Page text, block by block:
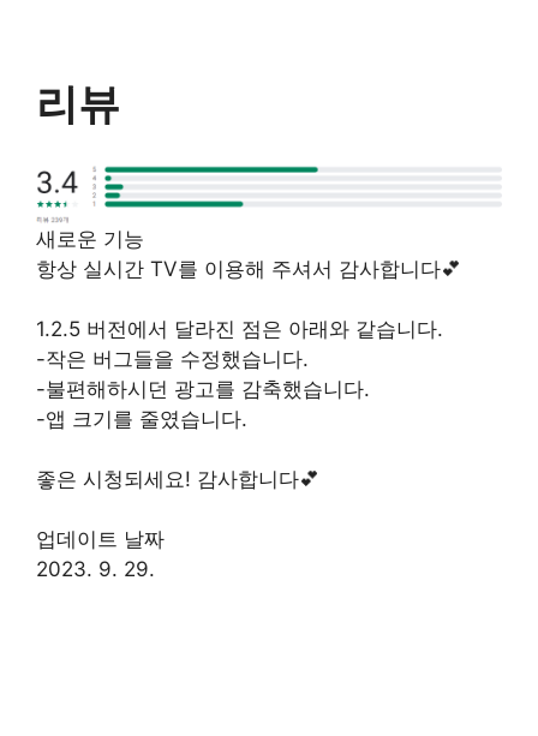
리뷰
새로운 기능
항상 실시간 TV를 이용해 주셔서 감사합니다💕
1.2.5 버전에서 달라진 점은 아래와 같습니다.
-작은 버그들을 수정했습니다.
-불편해하시던 광고를 감축했습니다.
-앱 크기를 줄였습니다.
좋은 시청되세요! 감사합니다💕
업데이트 날짜
2023. 9. 29.